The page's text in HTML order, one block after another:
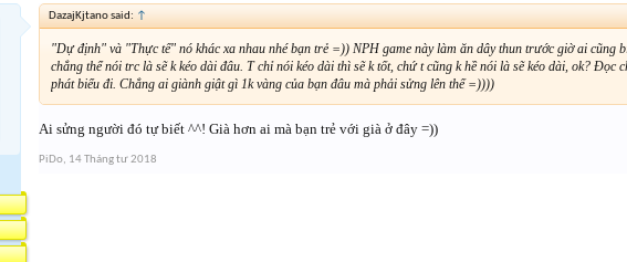
DazajKjtano said: ↑
"Dự định" và "Thực tế" nó khác xa nhau nhé bạn trẻ =)) NPH game này làm ăn dây thun trước giờ ai cũng
chẳng thể nói trc là sẽ k kéo dài đâu. T chỉ nói kéo dài thì sẽ k tốt, chứ t cũng k hề nói là sẽ kéo dài, ok? Đọc
phát biểu đi. Chẳng ai giành giật gì 1k vàng của bạn đâu mà phải sửng lên thế =))))
Ai sửng người đó tự biết ^^! Già hơn ai mà bạn trẻ với già ở đây =))
PiDo, 14 Tháng tư 2018